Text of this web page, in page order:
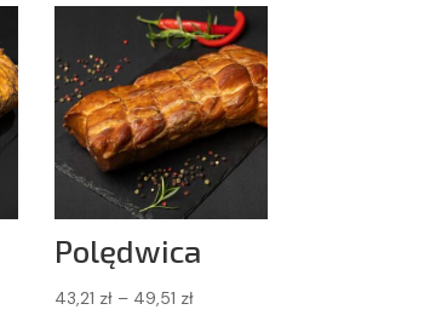
Polędwica
43,21 zł – 49,51 złZakres